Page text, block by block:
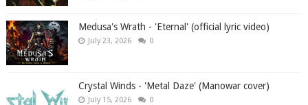
Medusa's Wrath - 'Eternal' (official lyric video)
July 23, 2026 0
Crystal Winds - 'Metal Daze' (Manowar cover)
July 15, 2026 0